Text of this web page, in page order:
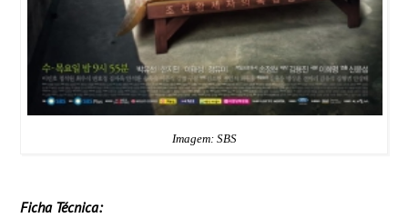
Imagem: SBS
Ficha Técnica: